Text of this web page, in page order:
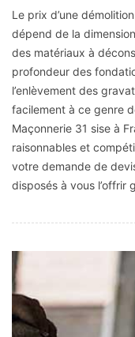
Le prix d’une
dépend de la
des matériaux à
profondeur des
l’enlèvement des
facilement à ce genre
Maçonnerie 31 sise à
raisonnables et
votre demande de
disposés à vous l’offrir